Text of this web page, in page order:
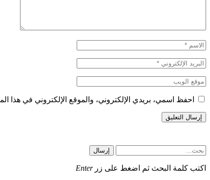
احفظ اسمي، بريدي الإلكتروني، والموقع الإلكتروني في هذا
إرسال
اكتب كلمة البحث ثم اضغط على زرEnter